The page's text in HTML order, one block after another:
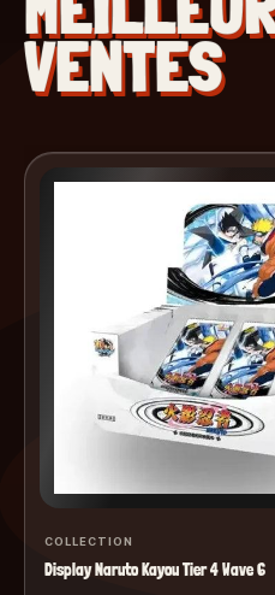
VENTES
COLLECTION
Display Naruto Kayou Tier 4 Wave 6